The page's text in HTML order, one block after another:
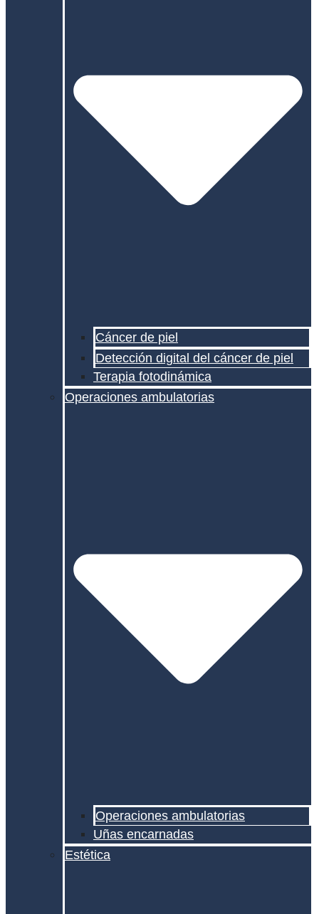
Cáncer de piel
Detección digital del cáncer de piel
Terapia fotodinámica
Operaciones ambulatorias
Operaciones ambulatorias
Uñas encarnadas
Estética